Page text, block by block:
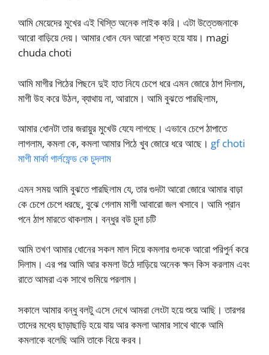
আমি মেয়েদের মুখের এই খিস্তি অনেক লাইক করি। এটা উত্তেজনাকে
আরো বাড়িয়ে দেয়। আমার ধোন যেন আরো শক্ত হয়ে যায়। magi
chuda choti
আমি মাগীর পিঠের পিছনে দুই হাত নিযে চেপে ধরে এমন জোরে ঠাপ দিলাম,
মাগী উহ করে উঠল, ব্যাথায় না, আরামে। আমি বুঝতে পারছিলাম,
আমার ধোনটা তার জরায়ুর মুখেউ যেযে লাগছে। এভাবে চেপে ঠাপাতে
লাগলাম, কমলা কে, কমলা আমার পিঠে খুব জোরে ধরে আছে। gf choti
মাগী মার্কা গার্লফেন্ড কে চুদলাম
এমন সময় আমি বুঝতে পারছিলাম যে, তার গুদটা আরো জোরে আমার বাড়া
কে চেপে চেপে ধরছে, বুঝে গেলাম মাগী আবারো জল খসাবে। আমি প্রান
পনে ঠাপ মারতে থাকলাম। বন্ধুর বউ চুদা চটি
আমি তখণ আমার ধোনের সকল মাল দিয়ে কমলার গুদকে আরো পরিপুর্ন করে
দিলাম। এর পর আমি আর কমলা উঠে দাড়িয়ে অনেক ক্ষন কিস করলাম এবং
রাতে আমরা এক সাথে গুমিয়ে পরলাম।
সকালে আমার বন্ধু বলটু এসে দেখে আমরা লেংটা হয়ে শুয়ে আছি। তারপর
তাদের মধ্যে ছাড়াছাড়ি হয়ে যায় আর কমলা আমার সাথে থাকে আমি
কমলাকে বলেছি আমি তাকে বিয়ে করব।